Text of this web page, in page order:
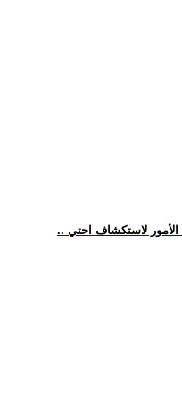
الأمور لاستكشاف احتي